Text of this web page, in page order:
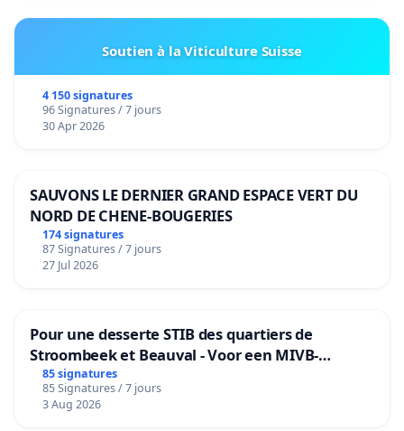
Soutien à la Viticulture Suisse
4 150 signatures
96 Signatures / 7 jours
30 Apr 2026
SAUVONS LE DERNIER GRAND ESPACE VERT DU
NORD DE CHENE-BOUGERIES
174 signatures
87 Signatures / 7 jours
27 Jul 2026
Pour une desserte STIB des quartiers de
Stroombeek et Beauval - Voor een MIVB-
bediening van de wijken Strombeek en Het
Voor
85 signatures
85 Signatures / 7 jours
3 Aug 2026